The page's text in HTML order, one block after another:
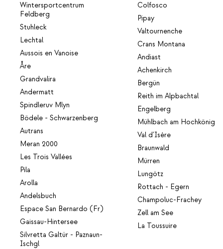
Wintersportcentrum
Feldberg
Stuhleck
Lechtal
Aussois en Vanoise
Åre
Grandvalira
Andermatt
Spindleruv Mlyn
Bödele - Schwarzenberg
Autrans
Meran 2000
Les Trois Vallées
Pila
Arolla
Andelsbuch
Espace San Bernardo (Fr)
Gaissau-Hintersee
Silvretta Galtür - Paznaun-
Ischgl
Colfosco
Pipay
Valtournenche
Crans Montana
Andiast
Achenkirch
Bergün
Reith im Alpbachtal
Engelberg
Mühlbach am Hochkönig
Val d'Isère
Braunwald
Mürren
Lungötz
Rottach - Egern
Champoluc-Frachey
Zell am See
La Toussuire